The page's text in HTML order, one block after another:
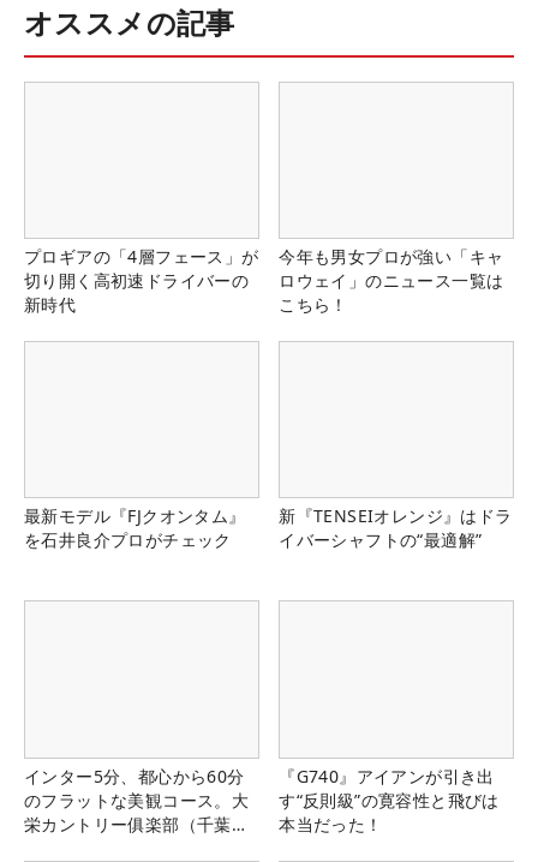
オススメの記事
プロギアの「4層フェース」が
切り開く高初速ドライバーの
新時代
今年も男女プロが強い「キャ
ロウェイ」のニュース一覧は
こちら！
最新モデル『FJクオンタム』
を石井良介プロがチェック
新『TENSEIオレンジ』はドラ
イバーシャフトの“最適解”
インター5分、都心から60分
のフラットな美観コース。大
栄カントリー俱楽部（千葉
『G740』アイアンが引き出
す“反則級”の寛容性と飛びは
本当だった！